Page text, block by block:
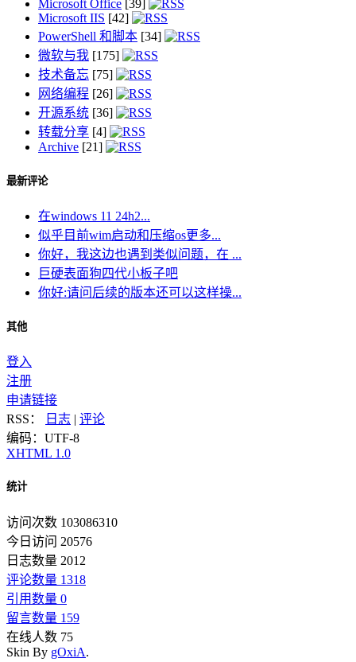
Microsoft Office [39]
Microsoft IIS [42]
PowerShell 和脚本 [34]
微软与我 [175]
技术备忘 [75]
网络编程 [26]
开源系统 [36]
转载分享 [4]
Archive [21]
最新评论
在windows 11 24h2...
似乎目前wim启动和压缩os更多...
你好，我这边也遇到类似问题，在 ...
巨硬表面狗四代小板子吧
你好:请问后续的版本还可以这样操...
其他
登入
注册
申请链接
RSS：
日志 | 评论
编码：UTF-8
XHTML 1.0
统计
访问次数 103086310
今日访问 20576
日志数量 2012
评论数量 1318
引用数量 0
留言数量 159
在线人数 75
Skin By gOxiA.